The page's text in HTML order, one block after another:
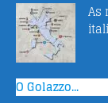
As
O Golazzo...